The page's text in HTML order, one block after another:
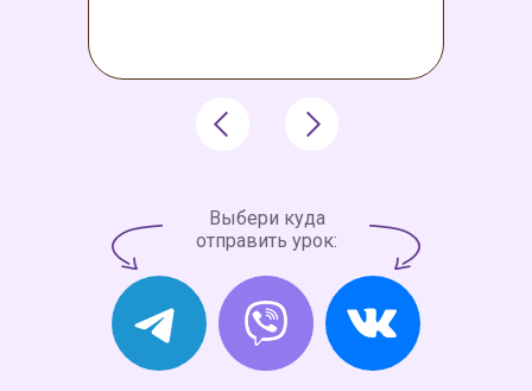
Выбери куда
отправить урок: